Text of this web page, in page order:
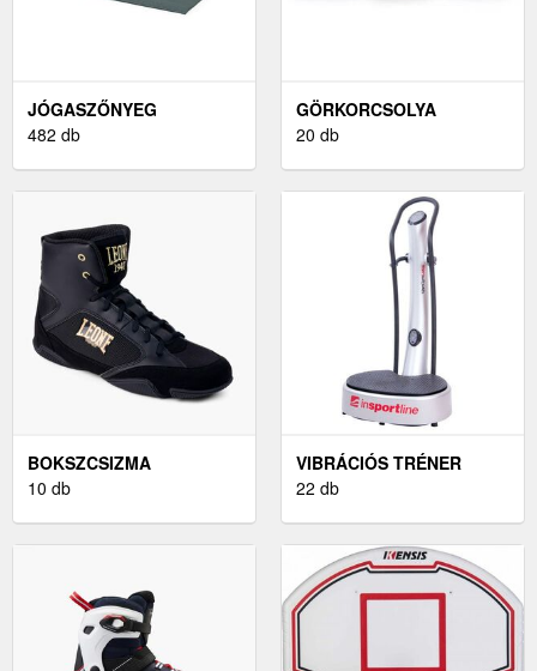
JÓGASZŐNYEG
482 db
GÖRKORCSOLYA
CSAPÁGYAK
20 db
BOKSZCSIZMA
10 db
VIBRÁCIÓS TRÉNER
22 db